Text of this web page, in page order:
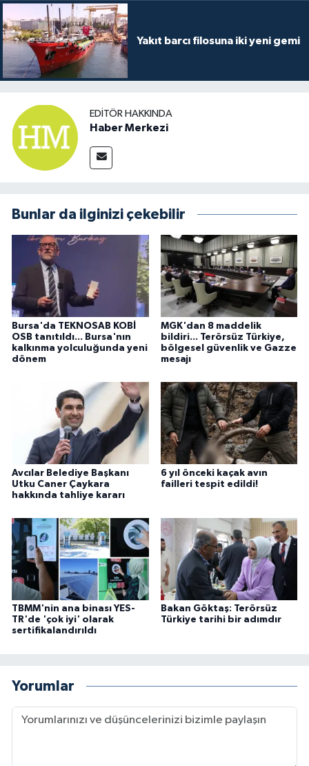
Yakıt barcı filosuna iki yeni gemi
EDITÖR HAKKINDA
Haber Merkezi
Bunlar da ilginizi çekebilir
Bursa'da TEKNOSAB KOBİ
OSB tanıtıldı... Bursa'nın
kalkınma yolculuğunda yeni
dönem
MGK'dan 8 maddelik
bildiri... Terörsüz Türkiye,
bölgesel güvenlik ve Gazze
mesajı
Avcılar Belediye Başkanı
Utku Caner Çaykara
hakkında tahliye kararı
6 yıl önceki kaçak avın
failleri tespit edildi!
TBMM'nin ana binası YES-
TR'de 'çok iyi' olarak
sertifikalandırıldı
Bakan Göktaş: Terörsüz
Türkiye tarihi bir adımdır
Yorumlar